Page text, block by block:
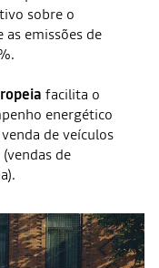
sobre o
emissões de
facilita o
energético
de veículos
de